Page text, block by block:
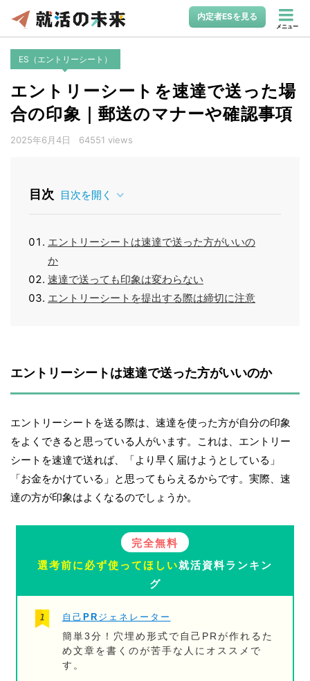
内定者ESを見る
メニュー
ES（エントリーシート）
エントリーシートを速達で送った場
合の印象｜郵送のマナーや確認事項
2025年6月4日 64551 views
目次 目次を開く
エントリーシートは速達で送った方がいいの
か
速達で送っても印象は変わらない
エントリーシートを提出する際は締切に注意
エントリーシートは速達で送った方がいいのか
エントリーシートを送る際は、速達を使った方が自分の印象
をよくできると思っている人がいます。これは、エントリー
シートを速達で送れば、「より早く届けようとしている」
「お金をかけている」と思ってもらえるからです。実際、速
達の方が印象はよくなるのでしょうか。
完全無料
選考前に必ず使ってほしい就活資料ランキン
グ
自己PRジェネレーター
簡単3分！穴埋め形式で自己PRが作れるた
め文章を書くのが苦手な人にオススメで
す。